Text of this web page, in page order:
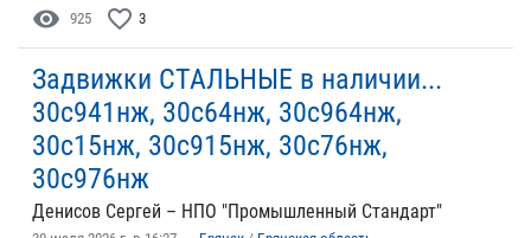
visibility 925 favorite_border 3
Задвижки СТАЛЬНЫЕ в наличии...
30с941нж, 30с64нж, 30с964нж,
30с15нж, 30с915нж, 30с76нж,
30с976нж
Денисов Сергей – НПО "Промышленный Стандарт"